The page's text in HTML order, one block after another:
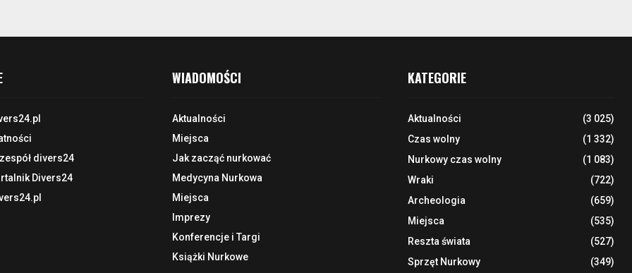
divers24
Divers24
WIADOMOŚCI
Aktualności
Miejsca
Jak zacząć nurkować
Medycyna Nurkowa
Miejsca
Imprezy
Konferencje i Targi
Książki Nurkowe
KATEGORIE
Aktualności
(3 025)
Czas wolny
(1 332)
Nurkowy czas wolny
(1 083)
Wraki
(722)
Archeologia
(659)
Miejsca
(535)
Reszta świata
(527)
Sprzęt Nurkowy
(349)